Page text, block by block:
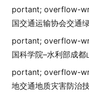
portant; overflow-
国交通运输协会交通
portant; overflow-
国科学院–水利部成
portant; overflow-
地交通地质灾害防治